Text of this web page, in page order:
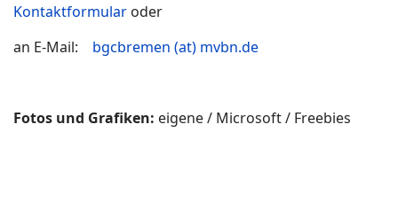
Kontaktformular oder
an E-Mail: bgcbremen (at) mvbn.de
Fotos und Grafiken: eigene / Microsoft / Freebies